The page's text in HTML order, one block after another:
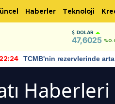
Haberler Teknoloji
DOLAR
47,6025
22:24
TCMB'nin rezervlerinde
momentum devam ediyor
Haberleri